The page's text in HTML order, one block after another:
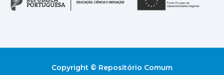
Copyright © Repositório Comum